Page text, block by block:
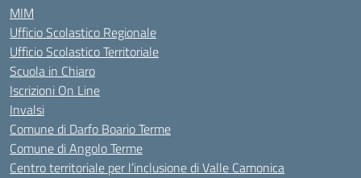
MIM
Ufficio Scolastico Regionale
Ufficio Scolastico Territoriale
Scuola in Chiaro
Iscrizioni On Line
Invalsi
Comune di Darfo Boario Terme
Comune di Angolo Terme
Centro territoriale per l’inclusione di Valle Camonica